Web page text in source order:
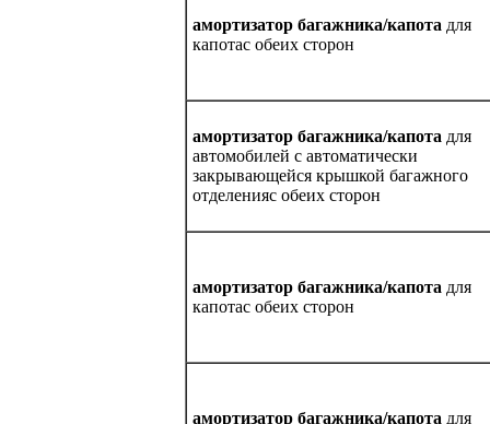
амортизатор багажника/капота для
капотас обеих сторон
амортизатор багажника/капота для
автомобилей с автоматически
закрывающейся крышкой багажного
отделенияс обеих сторон
амортизатор багажника/капота для
капотас обеих сторон
амортизатор багажника/капота для